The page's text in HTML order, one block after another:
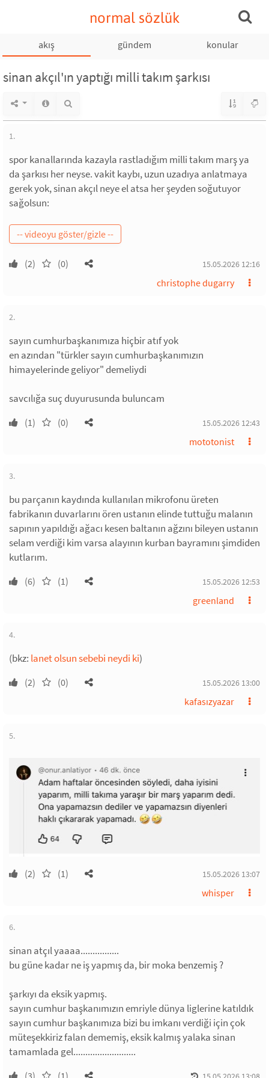
normal sözlük
akış gündem konular
sinan akçıl'ın yaptığı milli takım şarkısı
1.
spor kanallarında kazayla rastladığım milli takım marş ya
da şarkısı her neyse. vakit kaybı, uzun uzadıya anlatmaya
gerek yok, sinan akçıl neye el atsa her şeyden soğutuyor
sağolsun:
(2) (0) 15.05.2026 12:16
christophe dugarry
2.
sayın cumhurbaşkanımıza hiçbir atıf yok
en azından "türkler sayın cumhurbaşkanımızın
himayelerinde geliyor" demeliydi
savcılığa suç duyurusunda buluncam
(1) (0) 15.05.2026 12:43
mototonist
3.
bu parçanın kaydında kullanılan mikrofonu üreten
fabrikanın duvarlarını ören ustanın elinde tuttuğu malanın
sapının yapıldığı ağacı kesen baltanın ağzını bileyen ustanın
selam verdiği kim varsa alayının kurban bayramını şimdiden
kutlarım.
(6) (1) 15.05.2026 12:53
greenland
4.
(bkz: lanet olsun sebebi neydi ki)
(2) (0) 15.05.2026 13:00
kafasızyazar
5.
(2) (1) 15.05.2026 13:07
whisper
6.
sinan atçıl yaaaa................
bu güne kadar ne iş yapmış da, bir moka benzemiş ?
şarkıyı da eksik yapmış.
sayın cumhur başkanımızın emriyle dünya liglerine katıldık
sayın cumhur başkanımıza bizi bu imkanı verdiği için çok
müteşekkiriz falan dememiş, eksik kalmış yalaka sinan
tamamlada gel..........................
(3) (1)